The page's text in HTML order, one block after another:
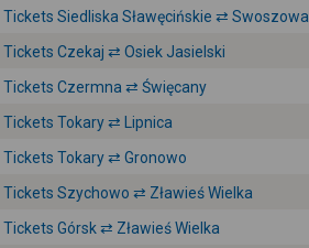
Tickets Siedliska Sławęcińskie ⇄ Swoszowa
Tickets Czekaj ⇄ Osiek Jasielski
Tickets Czermna ⇄ Święcany
Tickets Tokary ⇄ Lipnica
Tickets Tokary ⇄ Gronowo
Tickets Szychowo ⇄ Zławieś Wielka
Tickets Górsk ⇄ Zławieś Wielka